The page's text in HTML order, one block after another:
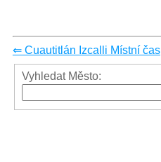
⇐ Cuautitlán Izcalli Místní čas
Vyhledat Město: